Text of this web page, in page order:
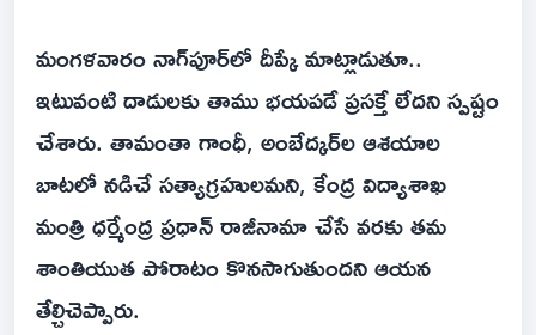
మంగళవారం నాగ్‌పూర్‌లో దీప్కే మాట్లాడుతూ..
ఇటువంటి దాడులకు తాము భయపడే ప్రసక్తే లేదని స్పష్టం
చేశారు. తామంతా గాంధీ, అంబేద్కర్‌ల ఆశయాల
బాటలో నడిచే సత్యాగ్రహులమని, కేంద్ర విద్యాశాఖ
మంత్రి ధర్మేంద్ర ప్రధాన్ రాజీనామా చేసే వరకు తమ
శాంతియుత పోరాటం కొనసాగుతుందని ఆయన
తేల్చిచెప్పారు.